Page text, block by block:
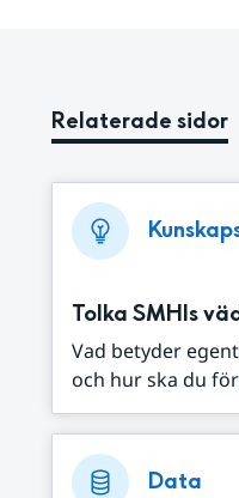
Relaterade sidor
Tolka SMHIs
Vad betyder
och hur ska du
Data